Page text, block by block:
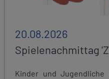
20.08.2026
Spielenachmittag
Kinder und Jugendliche